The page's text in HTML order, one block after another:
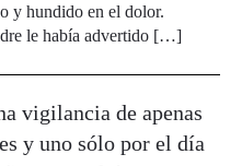
y hundido en el dolor.
le había advertido […]
vigilancia de apenas
y uno sólo por el día